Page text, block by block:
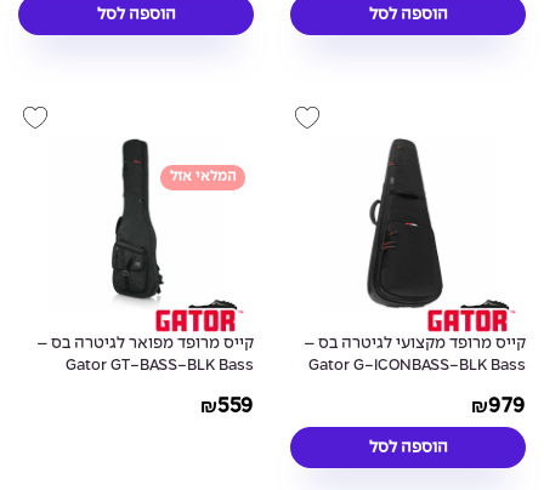
הוספה לסל הוספה לסל
קייס מרופד מקצועי לגיטרה בס –
Gator G-ICONBASS-BLK Bass
₪979
הוספה לסל
המלאי אזל
קייס מרופד מפואר לגיטרה בס –
Gator GT-BASS-BLK Bass
₪559